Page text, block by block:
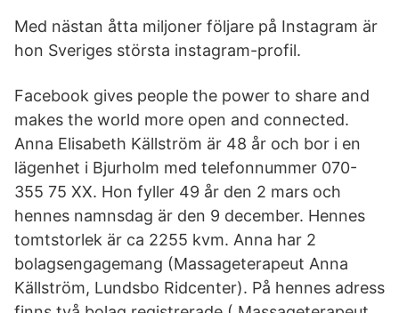
Med nästan åtta miljoner följare på Instagram är
hon Sveriges största instagram-profil.
Facebook gives people the power to share and
makes the world more open and connected.
Anna Elisabeth Källström är 48 år och bor i en
lägenhet i Bjurholm med telefonnummer 070-
355 75 XX. Hon fyller 49 år den 2 mars och
hennes namnsdag är den 9 december. Hennes
tomtstorlek är ca 2255 kvm. Anna har 2
bolagsengagemang (Massageterapeut Anna
Källström, Lundsbo Ridcenter). På hennes adress